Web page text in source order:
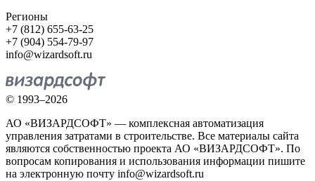
Регионы
+7 (812) 655-63-25
+7 (904) 554-79-97
info@wizardsoft.ru
© 1993–2026
АО «ВИЗАРДСОФТ» — комплексная автоматизация
управления затратами в строительстве. Все материалы сайта
являются собственностью проекта АО «ВИЗАРДСОФТ». По
вопросам копирования и использования информации пишите
на электронную почту info@wizardsoft.ru